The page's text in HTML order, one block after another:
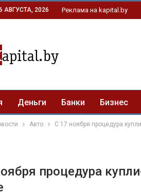
АВГУСТА, 2026 Реклама на kapital.by
Деньги Банки Бизнес
Авто C 17 ноября процедура
процедура